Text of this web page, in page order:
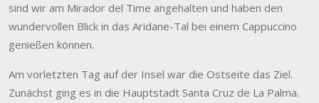
sind wir am Mirador del Time angehalten und haben den
wundervollen Blick in das Aridane-Tal bei einem Cappuccino
genießen können.
Am vorletzten Tag auf der Insel war die Ostseite das Ziel.
Zunächst ging es in die Hauptstadt Santa Cruz de La Palma.